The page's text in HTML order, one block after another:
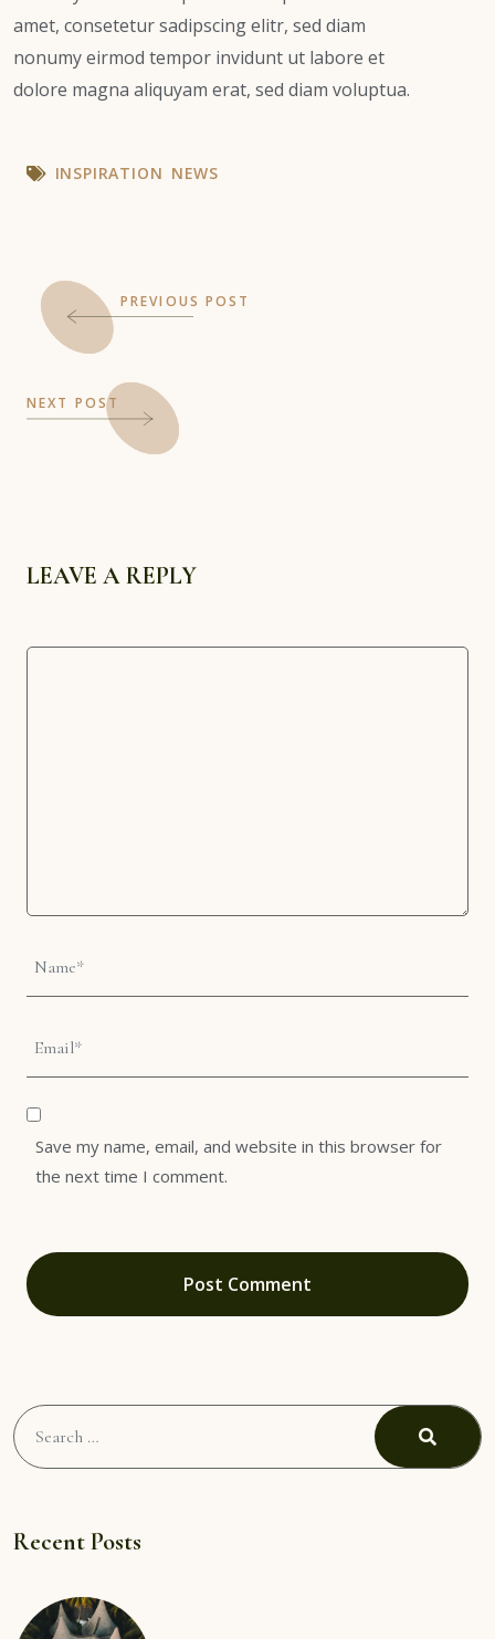
amet, consetetur sadipscing elitr, sed diam
nonumy eirmod tempor invidunt ut labore et
dolore magna aliquyam erat, sed diam voluptua.
INSPIRATION NEWS
PREVIOUS POST
NEXT POST
LEAVE A REPLY
Save my name, email, and website in this browser for
the next time I comment.
Recent Posts